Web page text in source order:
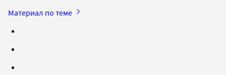
Материал по теме